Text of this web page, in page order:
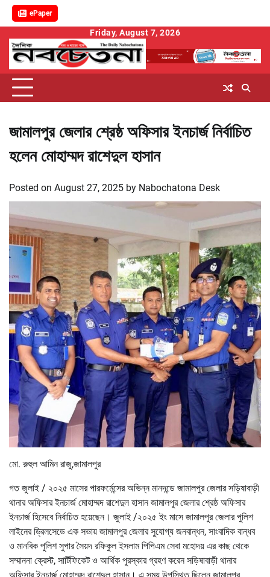
ePaper
content
Friday, August 7, 2026
জামালপুর জেলার শ্রেষ্ঠ অফিসার ইনচার্জ নির্বাচিত
হলেন মোহাম্মদ রাশেদুল হাসান
Posted on August 27, 2025 by Nabochatona Desk
মো. রুহুল আমিন রাজু,জামালপুর
গত জুলাই / ২০২৫ মাসের পারফর্মেন্সের অভিন্ন মানদন্ডে জামালপুর জেলার সড়িষাবাড়ী
থানার অফিসার ইনচার্জ মোহাম্মদ রাশেদুল হাসান জামালপুর জেলার শ্রেষ্ঠ অফিসার
ইনচার্জ হিসেবে নির্বাচিত হয়েছেন। জুলাই /২০২৫ ইং মাসে জামালপুর জেলার পুলিশ
লাইনের ড্রিলসেডে এক সভায় জামালপুর জেলার সুযোগ্য জনবান্ধন, সাংবাদিক বান্ধব
ও মানবিক পুলিশ সুপার সৈয়দ রফিকুল ইসলাম পিপিএম সেবা মহোদয় এর কাছ থেকে
সম্মাননা ক্রেস্ট, সার্টিফিকেট ও আর্থিক পুরস্কার গ্রহণ করেন সড়িষাবাড়ী থানার